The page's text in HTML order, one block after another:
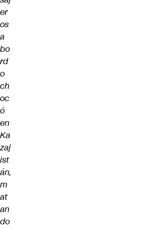
er
os
a
bo
rd
o
ch
oc
ó
en
Ka
zaj
ist
án,
m
at
an
do